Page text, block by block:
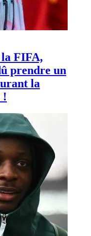
la FIFA,
prendre un
la
!